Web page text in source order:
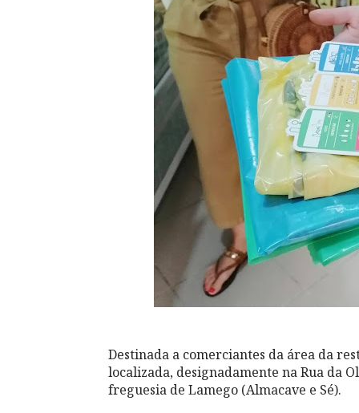
Destinada a comerciantes da área da
localizada, designadamente na Rua da
freguesia de Lamego (Almacave e Sé).